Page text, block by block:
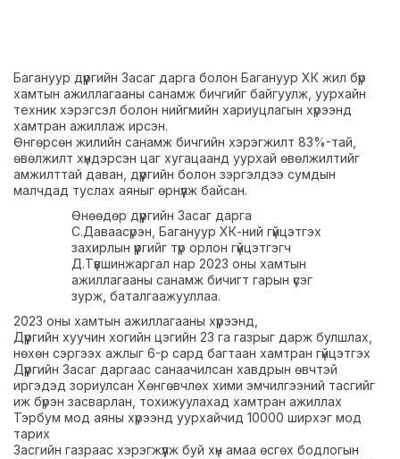
Багануур дүүргийн Засаг дарга болон Багануур ХК жил бүр
хамтын ажиллагааны санамж бичгийг байгуулж, уурхайн
техник хэрэгсэл болон нийгмийн хариуцлагын хүрээнд
хамтран ажиллаж ирсэн.
Өнгөрсөн жилийн санамж бичгийн хэрэгжилт 83%-тай,
өвөлжилт хүндэрсэн цаг хугацаанд уурхай өвөлжилтийг
амжилттай даван, дүүргийн болон зэргэлдээ сумдын
малчдад туслах аяныг өрнүүлж байсан.
Өнөөдөр дүүргийн Засаг дарга
С.Даваасүрэн, Багануур ХК-ний гүйцэтгэх
захирлын үүргийг түр орлон гүйцэтгэгч
Д.Түвшинжаргал нар 2023 оны хамтын
ажиллагааны санамж бичигт гарын үсэг
зурж, баталгаажууллаа.
2023 оны хамтын ажиллагааны хүрээнд,
Дүүргийн хуучин хогийн цэгийн 23 га газрыг дарж булшлах,
нөхөн сэргээх ажлыг 6-р сард багтаан хамтран гүйцэтгэх
Дүүргийн Засаг даргаас санаачилсан хавдрын өвчтэй
иргэдэд зориулсан Хөнгөвчлөх хими эмчилгээний тасгийг
иж бүрэн засварлан, тохижуулахад хамтран ажиллах
Тэрбум мод аяны хүрээнд уурхайчид 10000 ширхэг мод
тарих
Засгийн газраас хэрэгжүүлж буй хүн амаа өсгөх бодлогын